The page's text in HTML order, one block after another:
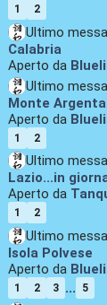
1 2
Ultimo
Calabria
Aperto da
Ultimo
Monte
Aperto da
1 2
Ultimo
Lazio...in
Aperto da
1 2
Ultimo
Isola Polvese
Aperto da
1 2 3 ... 5